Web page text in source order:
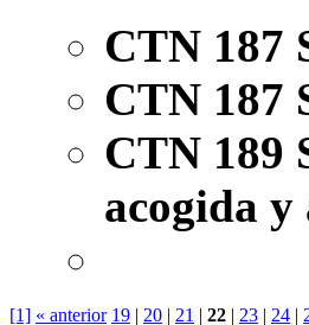
CTN 187
CTN 187
CTN 189
acogida
[1] « anterior 19 | 20 | 21 | 22 | 23 | 24 |